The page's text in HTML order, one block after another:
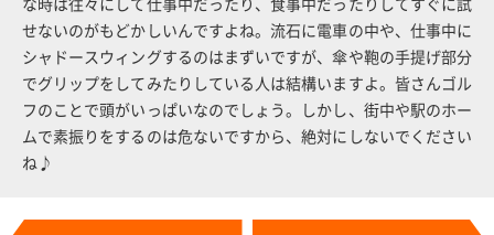
せないのがもどかしいんですよね。流石に電車の中や、仕事中に
シャドースウィングするのはまずいですが、傘や鞄の手提げ部分
でグリップをしてみたりしている人は結構いますよ。皆さんゴル
フのことで頭がいっぱいなのでしょう。しかし、街中や駅のホー
ムで素振りをするのは危ないですから、絶対にしないでください
ね♪